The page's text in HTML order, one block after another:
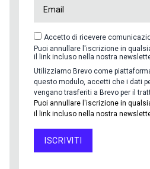
Accetto di ricevere
Puoi annullare l'iscrizione in
il link incluso nella nostra
Utilizziamo Brevo come
questo modulo, accetti che i dati
vengano trasferiti a Brevo per il
Puoi annullare l'iscrizione in
il link incluso nella nostra
ISCRIVITI